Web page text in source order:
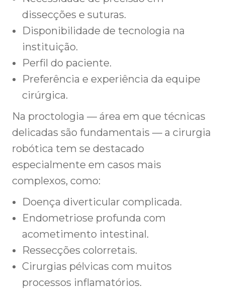
dissecções e suturas.
Disponibilidade de tecnologia na
instituição.
Perfil do paciente.
Preferência e experiência da equipe
cirúrgica.
Na proctologia — área em que técnicas
delicadas são fundamentais — a cirurgia
robótica tem se destacado
especialmente em casos mais
complexos, como:
Doença diverticular complicada.
Endometriose profunda com
acometimento intestinal.
Ressecções colorretais.
Cirurgias pélvicas com muitos
processos inflamatórios.